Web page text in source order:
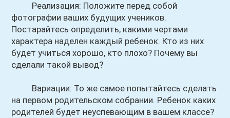
Реализация: Положите перед собой
фотографии ваших будущих учеников.
Постарайтесь определить, какими чертами
характера наделен каждый ребенок. Кто из них
будет учиться хорошо, кто плохо? Почему вы
сделали такой вывод?
Вариации: То же самое попытайтесь сделать
на первом родительском собрании. Ребенок каких
родителей будет неуспевающим в вашем классе?